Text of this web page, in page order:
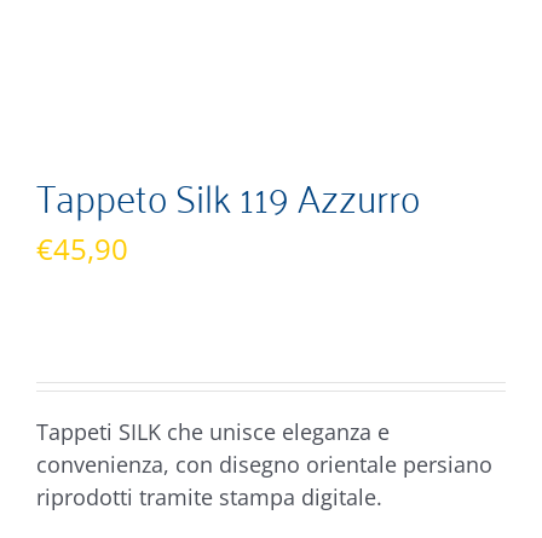
Tappeto Silk 119 Azzurro
€45,90
Tappeti SILK che unisce eleganza e
convenienza, con disegno orientale persiano
riprodotti tramite stampa digitale.